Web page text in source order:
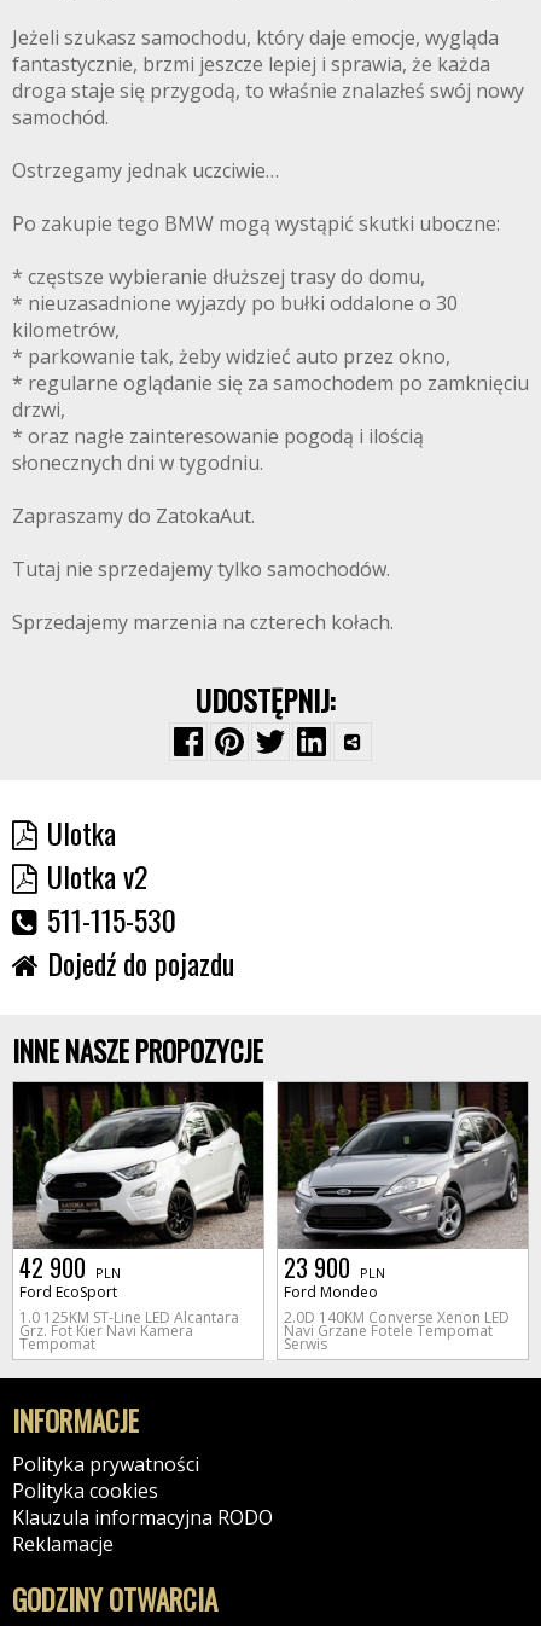
Jeżeli szukasz samochodu, który daje emocje, wygląda
fantastycznie, brzmi jeszcze lepiej i sprawia, że każda
droga staje się przygodą, to właśnie znalazłeś swój nowy
samochód.
Ostrzegamy jednak uczciwie…
Po zakupie tego BMW mogą wystąpić skutki uboczne:
* częstsze wybieranie dłuższej trasy do domu,
* nieuzasadnione wyjazdy po bułki oddalone o 30
kilometrów,
* parkowanie tak, żeby widzieć auto przez okno,
* regularne oglądanie się za samochodem po zamknięciu
drzwi,
* oraz nagłe zainteresowanie pogodą i ilością
słonecznych dni w tygodniu.
Zapraszamy do ZatokaAut.
Tutaj nie sprzedajemy tylko samochodów.
Sprzedajemy marzenia na czterech kołach.
UDOSTĘPNIJ:
Ulotka
Ulotka v2
511-115-530
Dojedź do pojazdu
INNE NASZE PROPOZYCJE
42 900 PLN
Ford EcoSport
1.0 125KM ST-Line LED Alcantara
Grz. Fot Kier Navi Kamera
Tempomat
23 900 PLN
Ford Mondeo
2.0D 140KM Converse Xenon LED
Navi Grzane Fotele Tempomat
Serwis
INFORMACJE
Polityka prywatności
Polityka cookies
Klauzula informacyjna RODO
Reklamacje
GODZINY OTWARCIA